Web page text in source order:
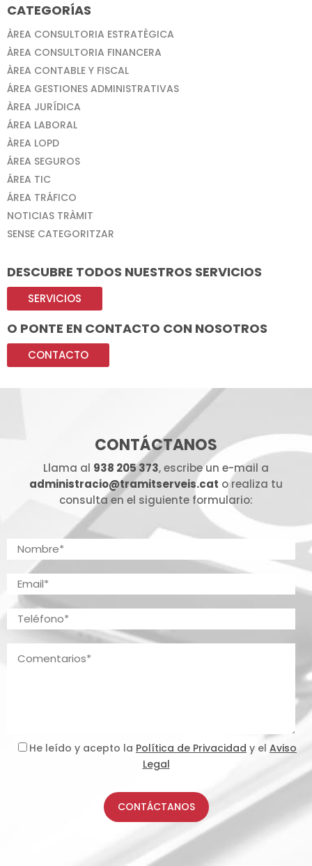
CATEGORÍAS
ÀREA CONSULTORIA ESTRATÈGICA
ÀREA CONSULTORIA FINANCERA
ÀREA CONTABLE Y FISCAL
ÁREA GESTIONES ADMINISTRATIVAS
ÀREA JURÍDICA
ÁREA LABORAL
ÀREA LOPD
ÁREA SEGUROS
ÁREA TIC
ÁREA TRÁFICO
NOTICIAS TRÀMIT
SENSE CATEGORITZAR
DESCUBRE TODOS NUESTROS SERVICIOS
SERVICIOS
O PONTE EN CONTACTO CON NOSOTROS
CONTACTO
CONTÁCTANOS
Llama al 938 205 373, escribe un e-mail a
administracio@tramitserveis.cat o realiza tu
consulta en el siguiente formulario:
He leído y acepto la Política de Privacidad y el Aviso
Legal
CONTÁCTANOS